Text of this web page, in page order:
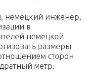
немецкий инженер,
в
немецкой
размеры
сторон
метр.